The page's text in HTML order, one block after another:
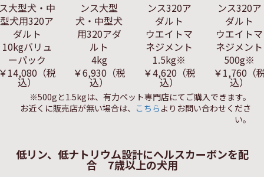
大型犬・中
型犬用320ア
ダルト
10kgバリュ
ーパック
14,080 （税
込）
ンス大型
犬・中型犬
用320アダ
ルト
4kg
￥6,930 （税
込）
ンス320ア
ダルト
ウエイトマ
ネジメント
1.5kg※
￥4,620 （税
込）
ンス320ア
ダルト
ウエイトマ
ネジメント
500g※
￥1,760 （
込）
※500gと1.5kgは、有力ペット専門店にてご購入できます。
お近くに販売店が無い場合は、 こちら よりお問い合わせくださ
い。
低リン、低ナトリウム設計にヘルスカーボンを配
合 7歳以上の犬用